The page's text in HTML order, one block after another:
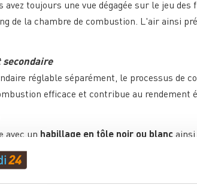
avez toujours une vue dégagée sur le jeu
de la chambre de combustion. L'air ainsi
réglable séparément, le processus de
efficace et contribue au rendement
avec un habillage en tôle noir ou blanc ainsi
de haute qualité stocke particulièrement